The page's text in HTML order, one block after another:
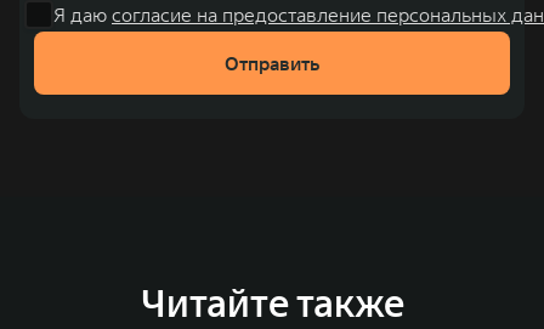
Я даю согласие на предоставление персональных
Отправить
Читайте также